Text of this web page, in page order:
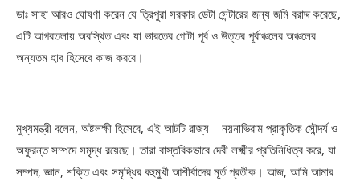
ডাঃ সাহা আরও ঘোষণা করেন যে ত্রিপুরা সরকার ডেটা সেন্টারের জন্য জমি বরাদ্দ করেছে,
এটি আগরতলায় অবস্থিত এবং যা ভারতের গোটা পূর্ব ও উত্তর পূর্বাঞ্চলের অঞ্চলের
অন্যতম হাব হিসেবে কাজ করবে।
মুখ্যমন্ত্রী বলেন, অষ্টলক্ষী হিসেবে, এই আটটি রাজ্য – নয়নাভিরাম প্রাকৃতিক সৌন্দর্য ও
অফুরন্ত সম্পদে সমৃদ্ধ রয়েছে। তারা বাস্তবিকভাবে দেবী লক্ষ্মীর প্রতিনিধিত্ব করে, যা
সম্পদ, জ্ঞান, শক্তি এবং সমৃদ্ধির বহুমুখী আশীর্বাদের মূর্ত প্রতীক। আজ, আমি আমার